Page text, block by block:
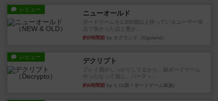
レビュー ニューオールド
ボードゲームを1,000個以上持っているユーザー視
点で良かった点と悪か...
約5時間前 by オグランド（Oguland）
レビュー デクリプト
プレイ感がしっかりしてるから、超ボードゲーム
やったなって感じ。パーティ...
約6時間前 by ヒロ(新！ボードゲーム家族)